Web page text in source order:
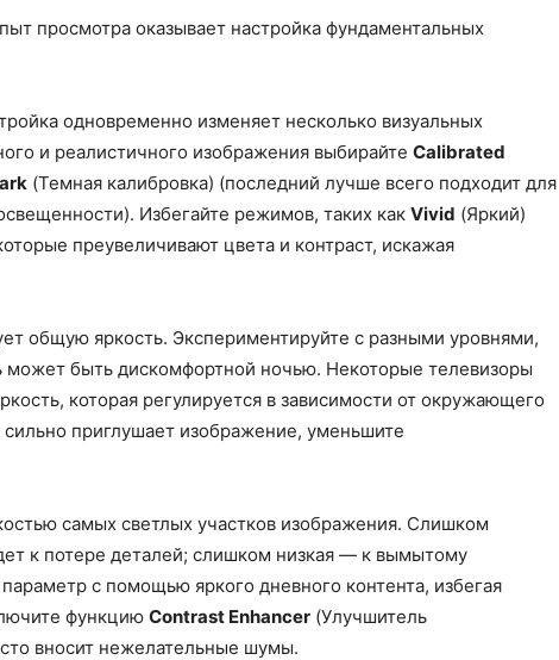
просмотра оказывает настройка фундаментальных
одновременно изменяет несколько визуальных
и реалистичного изображения выбирайте Calibrated
(Темная калибровка) (последний лучше всего подходит для
Избегайте режимов, таких как Vivid (Яркий)
преувеличивают цвета и контраст, искажая
общую яркость. Экспериментируйте с разными уровнями,
может быть дискомфортной ночью. Некоторые телевизоры
которая регулируется в зависимости от окружающего
приглушает изображение, уменьшите
самых светлых участков изображения. Слишком
к потере деталей; слишком низкая — к вымытому
с помощью яркого дневного контента, избегая
функцию Contrast Enhancer (Улучшитель
вносит нежелательные шумы.